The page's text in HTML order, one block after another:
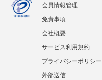
会員情報管理
免責事項
会社概要
サービス利用規約
プライバシーポリシー
外部送信